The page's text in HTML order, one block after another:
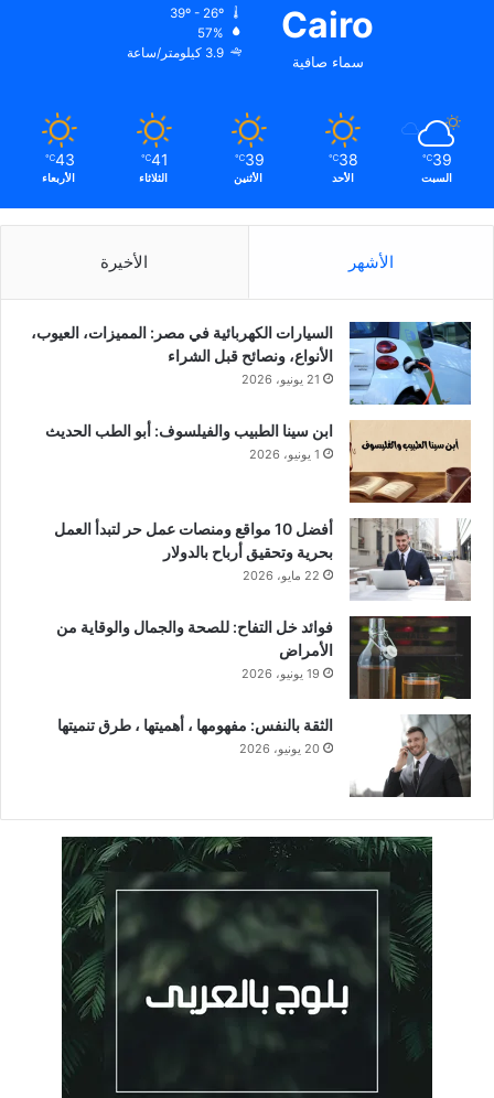
Cairo
سماء صافية
57%
3.9 كيلومتر/ساعة
39
℃
السبت
38
℃
الأحد
39
℃
الأثنين
41
℃
الثلاثاء
43
℃
الأربعاء
الأشهر الأخيرة
السيارات الكهربائية في مصر: المميزات، العيوب،
الأنواع، ونصائح قبل الشراء
21 يونيو، 2026
ابن سينا الطبيب والفيلسوف: أبو الطب الحديث
1 يونيو، 2026
أفضل 10 مواقع ومنصات عمل حر لتبدأ العمل
بحرية وتحقيق أرباح بالدولار
22 مايو، 2026
فوائد خل التفاح: للصحة والجمال والوقاية من
الأمراض
19 يونيو، 2026
الثقة بالنفس: مفهومها ، أهميتها ، طرق تنميتها
20 يونيو، 2026